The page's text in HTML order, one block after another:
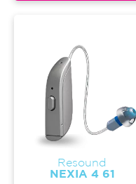
Resound
NEXIA 4 61